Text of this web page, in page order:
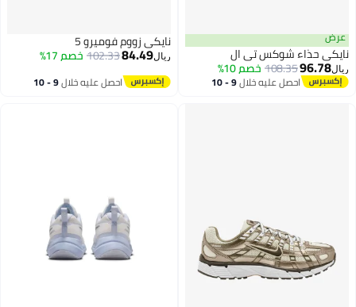
عرض
نايكي حذاء شوكس تي ال
ريال96.78
108.35خصم 10%
احصل عليه خلال 9 - 10
نايكي زووم فوميرو 5
ريال84.49
102.33خصم 17%
احصل عليه خلال 9 - 10